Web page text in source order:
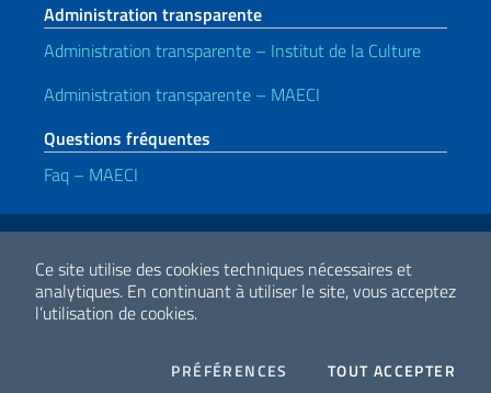
Ce site utilise des cookies techniques nécessaires et
analytiques. En continuant à utiliser le site, vous acceptez
l’utilisation de cookies.
PRÉFÉRENCES COOKIESTOUT ACCEPTER
Administration transparente
Administration transparente – Institut de la Culture
Administration transparente – MAECI
Questions fréquentes
Faq – MAECI
Liens utiles